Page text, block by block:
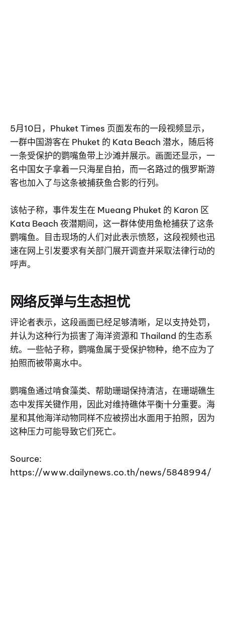
5月10日，Phuket Times 页面发布的一段视频显示，
一群中国游客在 Phuket 的 Kata Beach 潜水，随后将
一条受保护的鹦嘴鱼带上沙滩并展示。画面还显示，一
名中国女子拿着一只海星自拍，而一名路过的俄罗斯游
客也加入了与这条被捕获鱼合影的行列。
该帖子称，事件发生在 Mueang Phuket 的 Karon 区
Kata Beach 夜潜期间，这一群体使用鱼枪捕获了这条
鹦嘴鱼。目击现场的人们对此表示愤怒，这段视频也迅
速在网上引发要求有关部门展开调查并采取法律行动的
呼声。
网络反弹与生态担忧
评论者表示，这段画面已经足够清晰，足以支持处罚，
并认为这种行为损害了海洋资源和 Thailand 的生态系
统。一些帖子称，鹦嘴鱼属于受保护物种，绝不应为了
拍照而被带离水中。
鹦嘴鱼通过啃食藻类、帮助珊瑚保持清洁，在珊瑚礁生
态中发挥关键作用，因此对维持礁体平衡十分重要。海
星和其他海洋动物同样不应被捞出水面用于拍照，因为
这种压力可能导致它们死亡。
Source:
https://www.dailynews.co.th/news/5848994/